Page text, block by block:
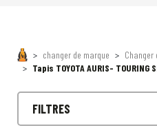
changer de marque
Changer
Tapis TOYOTA AURIS- TOURING
FILTRES